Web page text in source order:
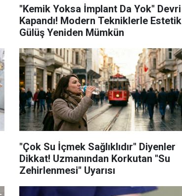
"Kemik Yoksa İmplant Da Yok" Devri
Kapandı! Modern Tekniklerle Estetik
Gülüş Yeniden Mümkün
"Çok Su İçmek Sağlıklıdır" Diyenler
Dikkat! Uzmanından Korkutan "Su
Zehirlenmesi" Uyarısı